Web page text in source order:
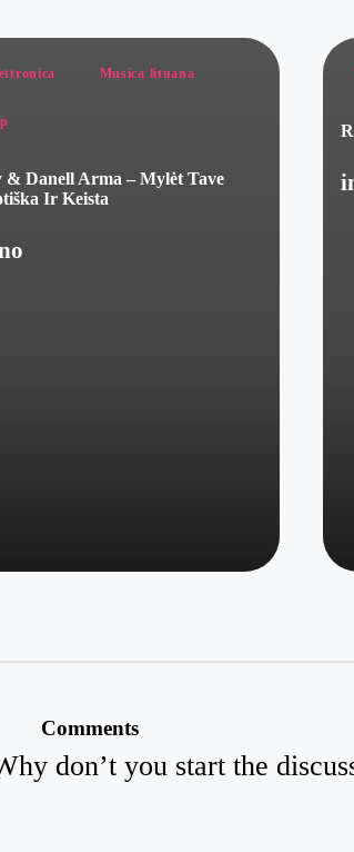
Musica lituana
& Danell Arma – Mylėt Tave
Ir Keista
Comments
don’t you start the